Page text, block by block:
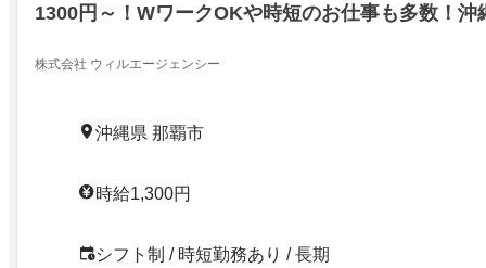
1300円～！WワークOKや時短のお仕事も多数！沖
株式会社 ウィルエージェンシー
沖縄県 那覇市
時給1,300円
シフト制 / 時短勤務あり / 長期